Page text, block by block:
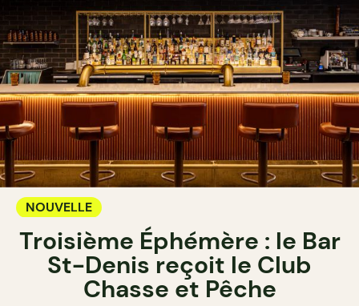
NOUVELLE
Troisième Éphémère : le Bar
St-Denis reçoit le Club
Chasse et Pêche